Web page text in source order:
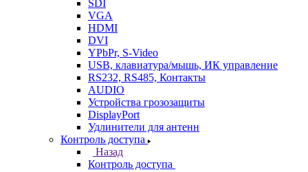
SDI
VGA
HDMI
DVI
YPbPr, S-Video
USB, клавиатура/мышь, ИК управление
RS232, RS485, Контакты
AUDIO
Устройства грозозащиты
DisplayPort
Удлинители для антенн
Контроль доступа
Назад
Контроль доступа